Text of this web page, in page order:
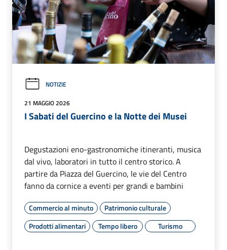
NOTIZIE
21 MAGGIO 2026
I Sabati del Guercino e la Notte dei Musei
Degustazioni eno-gastronomiche itineranti, musica
dal vivo, laboratori in tutto il centro storico. A
partire da Piazza del Guercino, le vie del Centro
fanno da cornice a eventi per grandi e bambini
Commercio al minuto
Patrimonio culturale
Prodotti alimentari
Tempo libero Turismo